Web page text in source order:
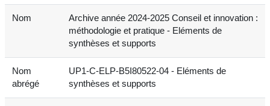
Nom
Archive année 2024-2025 Conseil et innovation :
méthodologie et pratique - Eléments de
synthèses et supports
Nom
abrégé
UP1-C-ELP-B5I80522-04 - Eléments de
synthèses et supports